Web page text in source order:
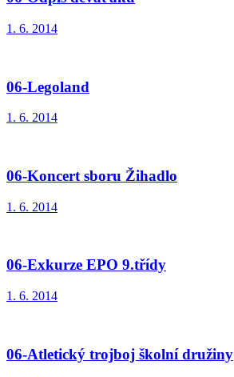
1. 6. 2014
06-Legoland
1. 6. 2014
06-Koncert sboru Žihadlo
1. 6. 2014
06-Exkurze EPO 9.třídy
1. 6. 2014
06-Atletický trojboj školní družiny